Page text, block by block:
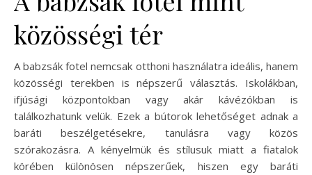
közösségi tér
A babzsák fotel nemcsak otthoni használatra ideális, hanem
közösségi terekben is népszerű választás. Iskolákban,
ifjúsági központokban vagy akár kávézókban is
találkozhatunk velük. Ezek a bútorok lehetőséget adnak a
baráti beszélgetésekre, tanulásra vagy közös
szórakozásra. A kényelmük és stílusuk miatt a fiatalok
körében különösen népszerűek, hiszen egy baráti